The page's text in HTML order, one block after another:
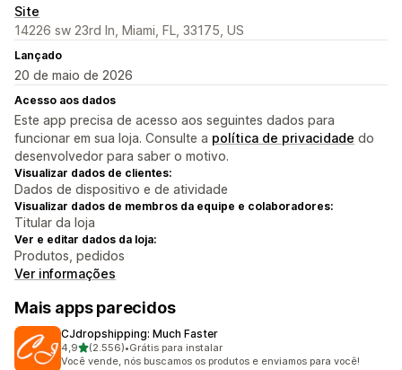
Site
14226 sw 23rd ln, Miami, FL, 33175, US
Lançado
20 de maio de 2026
Acesso aos dados
Este app precisa de acesso aos seguintes dados para
funcionar em sua loja. Consulte a política de privacidade do
desenvolvedor para saber o motivo.
Visualizar dados de clientes:
Dados de dispositivo e de atividade
Visualizar dados de membros da equipe e colaboradores:
Titular da loja
Ver e editar dados da loja:
Produtos, pedidos
Ver informações
Mais apps parecidos
CJdropshipping: Much Faster
4,9de 5 estrelas
(2.556)
2556 avaliações ao todo
•Grátis para instalar
Você vende, nós buscamos os produtos e enviamos para você!